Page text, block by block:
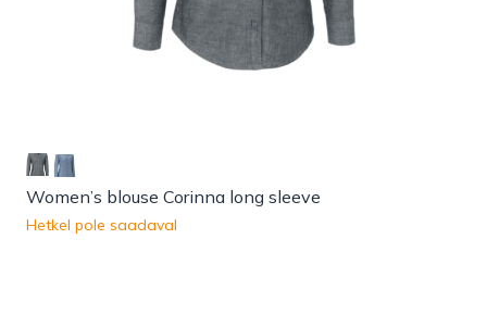
Women’s blouse Corinna long sleeve
Hetkel pole saadaval